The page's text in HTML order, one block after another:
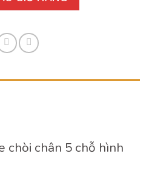
chòi chân 5 chỗ hình